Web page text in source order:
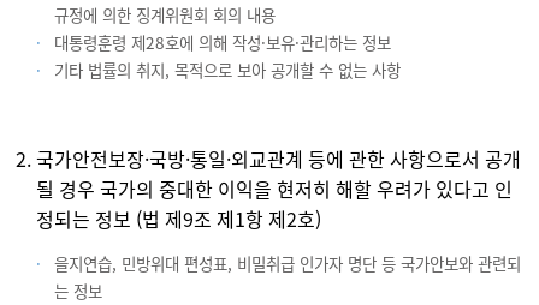
규정에 의한 징계위원회 회의 내용
대통령훈령 제28호에 의해 작성·보유·관리하는 정보
기타 법률의 취지, 목적으로 보아 공개할 수 없는 사항
국가안전보장·국방·통일·외교관계 등에 관한 사항으로서 공개
될 경우 국가의 중대한 이익을 현저히 해할 우려가 있다고 인
정되는 정보 (법 제9조 제1항 제2호)
을지연습, 민방위대 편성표, 비밀취급 인가자 명단 등 국가안보와 관련되
는 정보